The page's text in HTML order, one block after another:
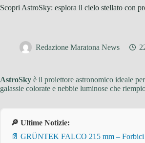
Scopri AstroSky: esplora il cielo stellato con
Redazione Maratona News
AstroSky è il proiettore astronomico ideale
galassie colorate e nebbie luminose che
🔎 Ultime Notizie:
📄 GRÜNTEK FALCO 215 mm – Forbici